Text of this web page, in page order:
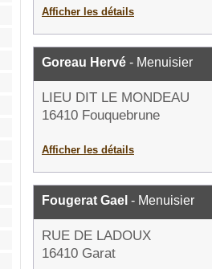
Afficher les détails
Goreau Hervé - Menuisier
LIEU DIT LE MONDEAU
16410 Fouquebrune
Afficher les détails
Fougerat Gael - Menuisier
RUE DE LADOUX
16410 Garat